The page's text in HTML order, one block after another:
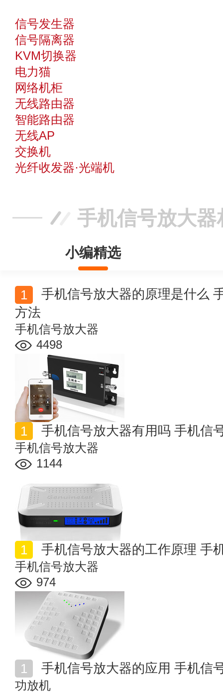
信号发生器
信号隔离器
KVM切换器
电力猫
网络机柜
无线路由器
智能路由器
无线AP
交换机
光纤收发器·光端机
手机信号放大器
小编精选
方法
手机信号放大器
4498
手机信号放大器有用吗 手机信
手机信号放大器
1144
手机信号放大器的工作原理 手
手机信号放大器
974
手机信号放大器的应用 手机信
功放机